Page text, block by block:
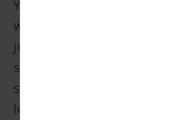
Yes, eindelijk klaar met
werkzaam en nu op zoek
je hebt een studieschuld en
studieschuld en hypotheek
studeert nu en vraagt jezelf
lenen via DUO om met de